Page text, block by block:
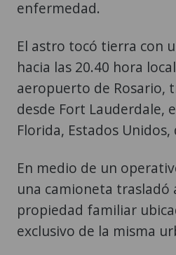
enfermedad.
El astro tocó tierra con
hacia las 20.40 hora
aeropuerto de Rosario,
desde Fort Lauderdale,
Florida, Estados
En medio de un
una camioneta trasladó
propiedad familiar
exclusivo de la misma